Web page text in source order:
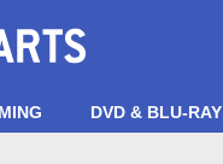
DVD & BLU-RAY